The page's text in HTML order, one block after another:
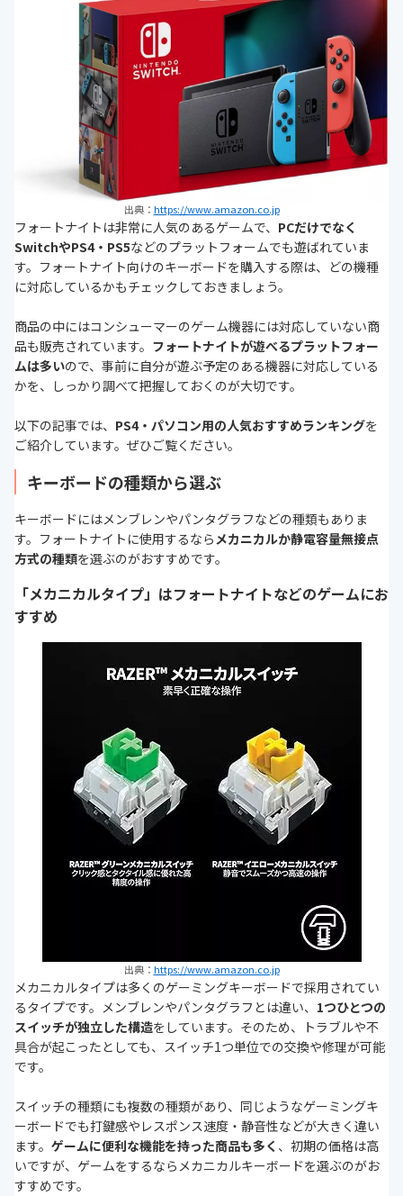
出典： https://www.amazon.co.jp
フォートナイトは非常に人気のあるゲームで、 PCだけでなく
SwitchやPS4・PS5などのプラットフォームでも遊ばれていま
す。フォートナイト向けのキーボードを購入する際は、どの機種
に対応しているかもチェックしておきましょう。
商品の中にはコンシューマーのゲーム機器には対応していない商
品も販売されています。 フォートナイトが遊べるプラットフォー
ムは多いので、事前に自分が遊ぶ予定のある機器に対応している
かを、しっかり調べて把握しておくのが大切です。
以下の記事では、 PS4・パソコン用の人気おすすめランキングを
ご紹介しています。ぜひご覧ください。
キーボードの種類から選ぶ
キーボードにはメンブレンやパンタグラフなどの種類もありま
す。フォートナイトに使用するならメカニカルか静電容量無接点
方式の種類を選ぶのがおすすめです。
「メカニカルタイプ」はフォートナイトなどのゲームにお
すすめ
出典： https://www.amazon.co.jp
メカニカルタイプは多くのゲーミングキーボードで採用されてい
るタイプです。メンブレンやパンタグラフとは違い、 1つひとつの
スイッチが独立した構造をしています。そのため、トラブルや不
具合が起こったとしても、スイッチ1つ単位での交換や修理が可能
です。
スイッチの種類にも複数の種類があり、同じようなゲーミングキ
ーボードでも打鍵感やレスポンス速度・静音性などが大きく違い
ます。 ゲームに便利な機能を持った商品も多く 、初期の価格は高
いですが、ゲームをするならメカニカルキーボードを選ぶのがお
すすめです。